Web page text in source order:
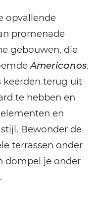
opvallende
promenade
gebouwen, die
Americanos.
keerden terug uit
te hebben en
en
Bewonder de
terrassen onder
dompel je onder